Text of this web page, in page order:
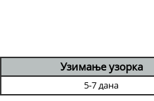
Узимање узорка
5-7 дана